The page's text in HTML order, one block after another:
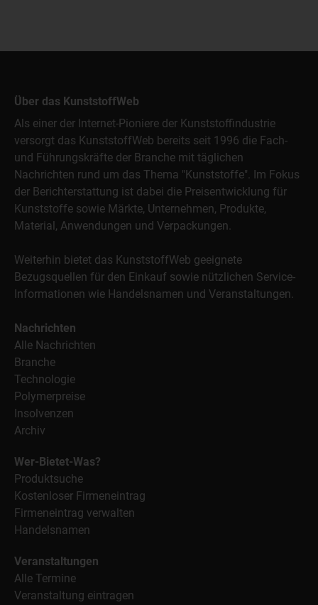
Über das KunststoffWeb
Als einer der Internet-Pioniere der Kunststoffindustrie
versorgt das KunststoffWeb bereits seit 1996 die Fach-
und Führungskräfte der Branche mit täglichen
Nachrichten rund um das Thema "Kunststoffe". Im Fokus
der Berichterstattung ist dabei die Preisentwicklung für
Kunststoffe sowie Märkte, Unternehmen, Produkte,
Material, Anwendungen und Verpackungen.
Weiterhin bietet das KunststoffWeb geeignete
Bezugsquellen für den Einkauf sowie nützlichen Service-
Informationen wie Handelsnamen und Veranstaltungen.
Nachrichten
Alle Nachrichten
Branche
Technologie
Polymerpreise
Insolvenzen
Archiv
Wer-Bietet-Was?
Produktsuche
Kostenloser Firmeneintrag
Firmeneintrag verwalten
Handelsnamen
Veranstaltungen
Alle Termine
Veranstaltung eintragen